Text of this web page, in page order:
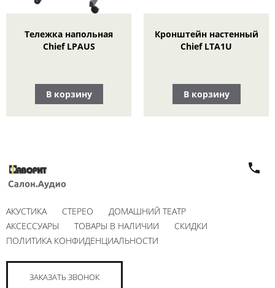
Тележка напольная
Chief LPAUS
В корзину
Кронштейн настенный
Chief LTA1U
В корзину
АКУСТИКА СТЕРЕО
ДОМАШНИЙ ТЕАТР
АКСЕССУАРЫ
ТОВАРЫ В НАЛИЧИИ
СКИДКИ
ПОЛИТИКА КОНФИДЕНЦИАЛЬНОСТИ
ЗАКАЗАТЬ ЗВОНОК